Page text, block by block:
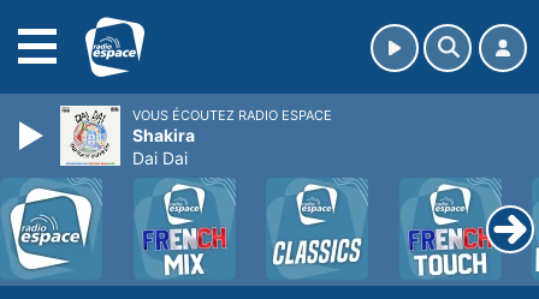
VOUS ÉCOUTEZ RADIO ESPACE
Shakira
Dai Dai